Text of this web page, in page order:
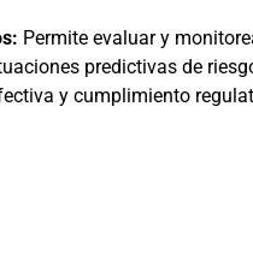
Permite evaluar y
predictivas de
y cumplimiento